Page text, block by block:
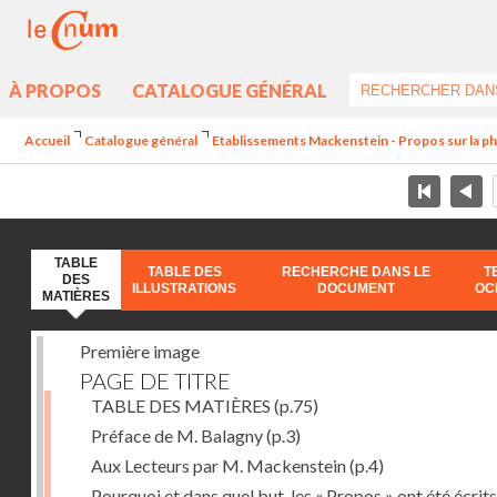
À PROPOS CATALOGUE GÉNÉRAL
Accueil Catalogue général Etablissements Mackenstein - Propos sur la
TABLE
DES
MATIÈRES
TABLE DES
ILLUSTRATIONS
RECHERCHE DANS LE
DOCUMENT
Première image
PAGE DE TITRE
TABLE DES MATIÈRES (p.75)
Préface de M. Balagny(p.3)
Aux Lecteurs par M. Mackenstein(p.4)